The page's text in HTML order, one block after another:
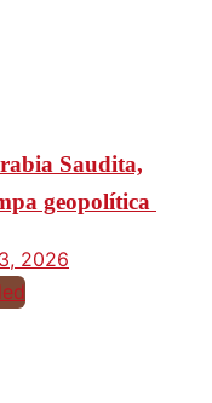
Saudita,
geopolítica
2026